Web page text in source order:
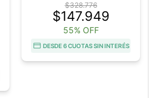
$328.776
$147.949
55% OFF
DESDE 6 CUOTAS SIN INTERÉS